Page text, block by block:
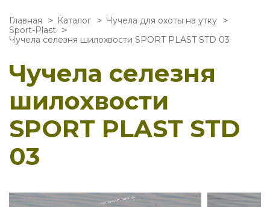
Главная Каталог
Чучела для охоты на утку
Sport-Plast
Чучела селезня шилохвости SPORT PLAST STD 03
Чучела селезня
шилохвости
SPORT PLAST STD
03